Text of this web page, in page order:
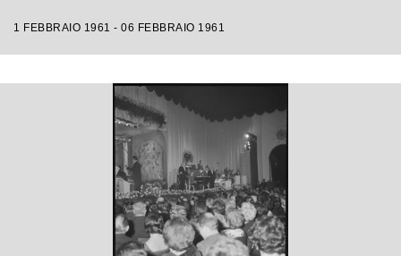
1 FEBBRAIO 1961 - 06 FEBBRAIO 1961